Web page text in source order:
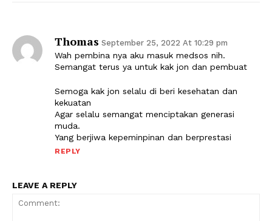
Thomas September 25, 2022 At 10:29 pm
Wah pembina nya aku masuk medsos nih.
Semangat terus ya untuk kak jon dan pembuat
Semoga kak jon selalu di beri kesehatan dan
kekuatan
Agar selalu semangat menciptakan generasi
muda.
Yang berjiwa kepeminpinan dan berprestasi
REPLY
LEAVE A REPLY